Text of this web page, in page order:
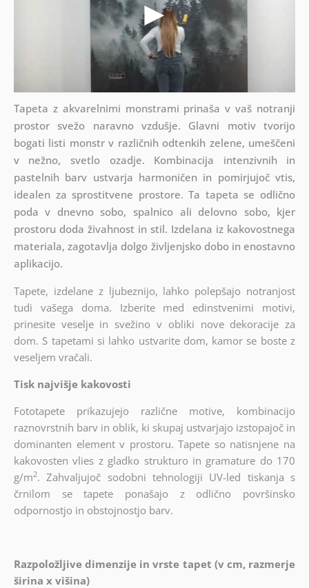
Tapeta z akvarelnimi monstrami prinaša v vaš notranji
prostor svežo naravno vzdušje. Glavni motiv tvorijo
bogati listi monstr v različnih odtenkih zelene, umeščeni
v nežno, svetlo ozadje. Kombinacija intenzivnih in
pastelnih barv ustvarja harmoničen in pomirjujoč vtis,
idealen za sprostitvene prostore. Ta tapeta se odlično
poda v dnevno sobo, spalnico ali delovno sobo, kjer
prostoru doda živahnost in stil. Izdelana iz kakovostnega
materiala, zagotavlja dolgo življenjsko dobo in enostavno
aplikacijo.
Tapete, izdelane z ljubeznijo, lahko polepšajo notranjost
tudi vašega doma. Izberite med edinstvenimi motivi,
prinesite veselje in svežino v obliki nove dekoracije za
dom. S tapetami si lahko ustvarite dom, kamor se boste z
veseljem vračali.
Tisk najvišje kakovosti
Fototapete prikazujejo različne motive, kombinacijo
raznovrstnih barv in oblik, ki skupaj ustvarjajo izstopajoč in
dominanten element v prostoru. Tapete so natisnjene na
kakovosten vlies z gladko strukturo in gramature do 170
g/m2. Zahvaljujoč sodobni tehnologiji UV-led tiskanja s
črnilom se tapete ponašajo z odlično površinsko
odpornostjo in obstojnostjo barv.
Razpoložljive dimenzije in vrste tapet (v cm, razmerje
širina x višina)